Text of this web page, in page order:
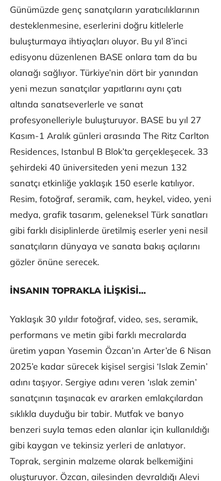
Günümüzde genç sanatçıların yaratıcılıklarının
desteklenmesine, eserlerini doğru kitlelerle
buluşturmaya ihtiyaçları oluyor. Bu yıl 8’inci
edisyonu düzenlenen BASE onlara tam da bu
olanağı sağlıyor. Türkiye’nin dört bir yanından
yeni mezun sanatçılar yapıtlarını aynı çatı
altında sanatseverlerle ve sanat
profesyonelleriyle buluşturuyor. BASE bu yıl 27
Kasım-1 Aralık günleri arasında The Ritz Carlton
Residences, Istanbul B Blok’ta gerçekleşecek. 33
şehirdeki 40 üniversiteden yeni mezun 132
sanatçı etkinliğe yaklaşık 150 eserle katılıyor.
Resim, fotoğraf, seramik, cam, heykel, video, yeni
medya, grafik tasarım, geleneksel Türk sanatları
gibi farklı disiplinlerde üretilmiş eserler yeni nesil
sanatçıların dünyaya ve sanata bakış açılarını
gözler önüne serecek.
İNSANIN TOPRAKLA İLİŞKİSİ…
Yaklaşık 30 yıldır fotoğraf, video, ses, seramik,
performans ve metin gibi farklı mecralarda
üretim yapan Yasemin Özcan’ın Arter’de 6 Nisan
2025’e kadar sürecek kişisel sergisi ‘Islak Zemin’
adını taşıyor. Sergiye adını veren ‘ıslak zemin’
sanatçının taşınacak ev ararken emlakçılardan
sıklıkla duyduğu bir tabir. Mutfak ve banyo
benzeri suyla temas eden alanlar için kullanıldığı
gibi kaygan ve tekinsiz yerleri de anlatıyor.
Toprak, serginin malzeme olarak belkemiğini
oluşturuyor. Özcan, ailesinden devraldığı Alevi